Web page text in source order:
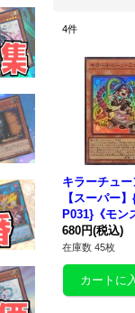
4件
キラーチュ
【スーパー
P031}《モン
680円(税込)
在庫数 45枚